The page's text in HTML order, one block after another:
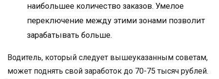
наибольшее количество заказов. Умелое
переключение между этими зонами позволит
зарабатывать больше.
Водитель, который следует вышеуказанным советам,
может поднять свой заработок до 70-75 тысяч рублей.